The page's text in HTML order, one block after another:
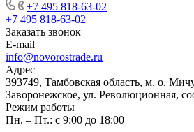
+7 495 818-63-02
+7 495 818-63-02
Заказать звонок
E-mail
info@novorostrade.ru
Адрес
393749, Тамбовская область, м. о.
Заворонежское, ул. Революционная,
Режим работы
Пн. – Пт.: с 9:00 до 18:00